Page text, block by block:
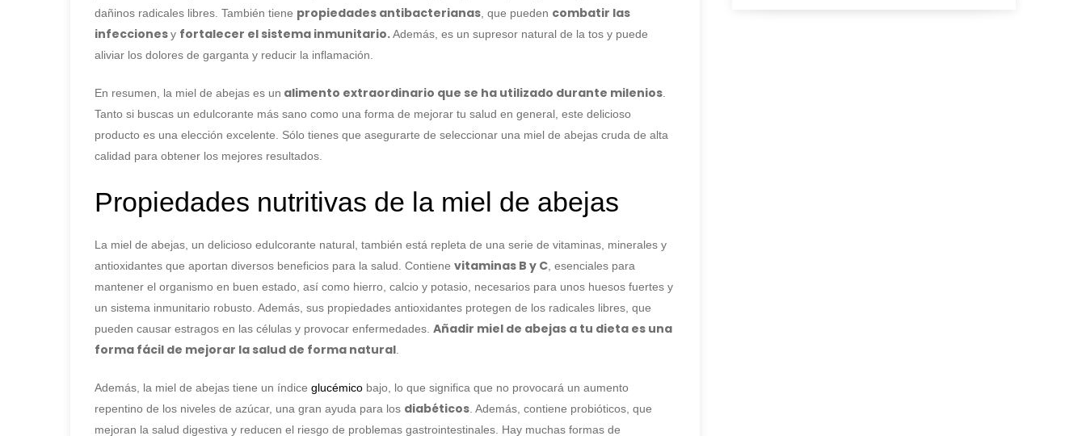
dañinos radicales libres. También tiene propiedades antibacterianas , que pueden combatir las
infeccionesy fortalecer el sistema inmunitario.Además, es un supresor natural de la tos y puede
aliviar los dolores de garganta y reducir la inflamación.
En resumen, la miel de abejas es un alimento extraordinario que se ha utilizado durante milenios
Tanto si buscas un edulcorante más sano como una forma de mejorar tu salud en general, este delicioso
producto es una elección excelente. Sólo tienes que asegurarte de seleccionar una miel de abejas cruda de alta
calidad para obtener los mejores resultados.
Propiedades nutritivas de la miel de abejas
La miel de abejas, un delicioso edulcorante natural, también está repleta de una serie de vitaminas, minerales y
antioxidantes que aportan diversos beneficios para la salud. Contiene vitaminas B y C , esenciales para
mantener el organismo en buen estado, así como hierro, calcio y potasio, necesarios para unos huesos fuertes y
un sistema inmunitario robusto. Además, sus propiedades antioxidantes protegen de los radicales libres, que
pueden causar estragos en las células y provocar enfermedades. Añadir miel de abejas a tu dieta es una
forma fácil de mejorar la salud de forma natural
Además, la miel de abejas tiene un índice glucémico bajo, lo que significa que no provocará un aumento
repentino de los niveles de azúcar, una gran ayuda para los diabéticos . Además, contiene probióticos, que
mejoran la salud digestiva y reducen el riesgo de problemas gastrointestinales. Hay muchas formas de